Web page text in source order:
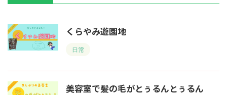
くらやみ遊園地
日常
美容室で髪の毛がとぅるんとぅるん